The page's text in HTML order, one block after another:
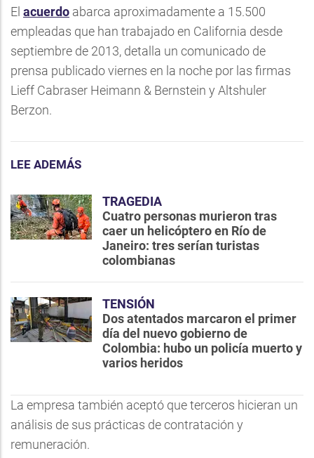
El acuerdo abarca aproximadamente a 15.500
empleadas que han trabajado en California desde
septiembre de 2013, detalla un comunicado de
prensa publicado viernes en la noche por las firmas
Lieff Cabraser Heimann & Bernstein y Altshuler
Berzon.
LEE ADEMÁS
TRAGEDIA
Cuatro personas murieron tras
caer un helicóptero en Río de
Janeiro: tres serían turistas
colombianas
TENSIÓN
Dos atentados marcaron el primer
día del nuevo gobierno de
Colombia: hubo un policía muerto y
varios heridos
La empresa también aceptó que terceros hicieran un
análisis de sus prácticas de contratación y
remuneración.